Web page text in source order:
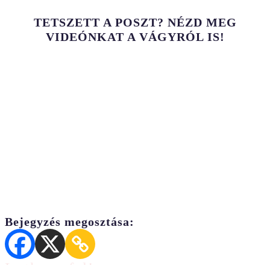
TETSZETT A POSZT? NÉZD MEG
VIDEÓNKAT A VÁGYRÓL IS!
Bejegyzés megosztása: